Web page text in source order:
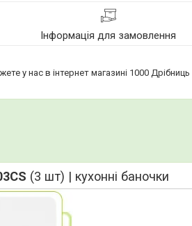
Інформація для замовлення
у нас в інтернет магазині 1000 Дрібниць
(3 шт) | кухонні баночки